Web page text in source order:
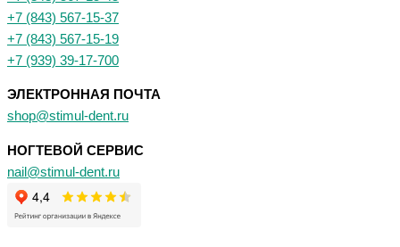
+7 (843) 567-15-37
+7 (843) 567-15-19
+7 (939) 39-17-700
ЭЛЕКТРОННАЯ ПОЧТА
shop@stimul-dent.ru
НОГТЕВОЙ СЕРВИС
nail@stimul-dent.ru